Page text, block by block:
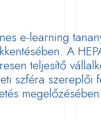
e-learning
A
teljesítő
szféra szereplői
megelőzésében.